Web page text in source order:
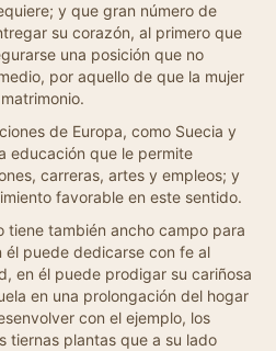
y que gran número de
su corazón, al primero que
una posición que no
por aquello de que la mujer
de Europa, como Suecia y
educación que le permite
carreras, artes y empleos; y
favorable en este sentido.
tiene también ancho campo para
puede dedicarse con fe al
en él puede prodigar su cariñosa
en una prolongación del hogar
con el ejemplo, los
tiernas plantas que a su lado